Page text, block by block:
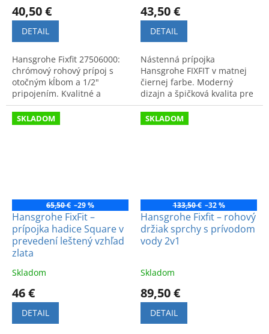
40,50 €
DETAIL
Hansgrohe Fixfit 27506000:
chrómový rohový prípoj s
otočným kĺbom a 1/2"
pripojením. Kvalitné a
komfortné prevedenie pre
vašu sprchu.
43,50 €
DETAIL
Nástenná prípojka
Hansgrohe FIXFIT v matnej
čiernej farbe. Moderný
dizajn a špičková kvalita pre
sprchový set. Kód produktu:
27454670.
SKLADOM
65,50 € –29 %
Hansgrohe FixFit –
prípojka hadice Square v
prevedení leštený vzhľad
zlata
Skladom
46 €
DETAIL
SKLADOM
133,50 € –32 %
Hansgrohe Fixfit – rohový
držiak sprchy s prívodom
vody 2v1
Skladom
89,50 €
DETAIL